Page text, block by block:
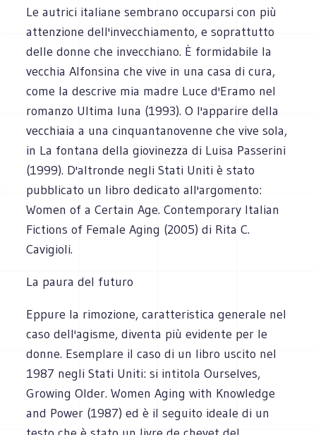
Le autrici italiane sembrano occuparsi con più
attenzione dell'invecchiamento, e soprattutto
delle donne che invecchiano. È formidabile la
vecchia Alfonsina che vive in una casa di cura,
come la descrive mia madre Luce d'Eramo nel
romanzo Ultima luna (1993). O l'apparire della
vecchiaia a una cinquantanovenne che vive sola,
in La fontana della giovinezza di Luisa Passerini
(1999). D'altronde negli Stati Uniti è stato
pubblicato un libro dedicato all'argomento:
Women of a Certain Age. Contemporary Italian
Fictions of Female Aging (2005) di Rita C.
Cavigioli.
La paura del futuro
Eppure la rimozione, caratteristica generale nel
caso dell'agisme, diventa più evidente per le
donne. Esemplare il caso di un libro uscito nel
1987 negli Stati Uniti: si intitola Ourselves,
Growing Older. Women Aging with Knowledge
and Power (1987) ed è il seguito ideale di un